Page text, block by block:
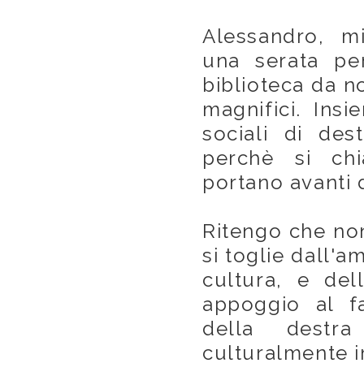
Alessandro,
una serata
biblioteca da
magnifici.
sociali di
perchè si
portano avanti
Ritengo che
si toglie
cultura, e
appoggio al
della destra
culturalmente